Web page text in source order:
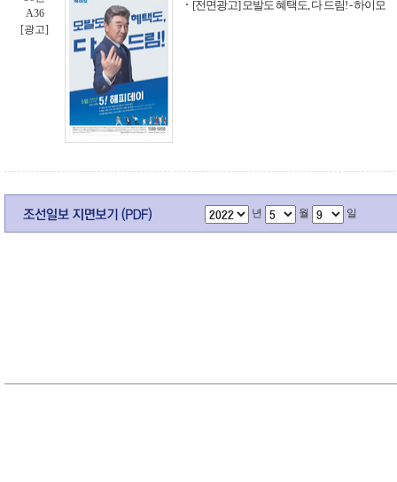
A36
[광고]
[전면광고] 모발도 혜택도, 다 드림! - 하이모
년 월 일